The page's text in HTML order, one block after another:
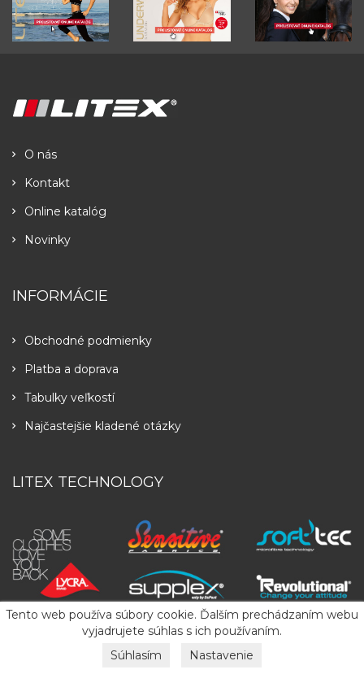
Tento web používa súbory cookie. Ďalším prechádzaním webu
vyjadrujete súhlas s ich používaním.
Súhlasím
Nastavenie
O nás
Kontakt
Online katalóg
Novinky
INFORMÁCIE
Obchodné podmienky
Platba a doprava
Tabulky veľkostí
Najčastejšie kladené otázky
LITEX TECHNOLOGY